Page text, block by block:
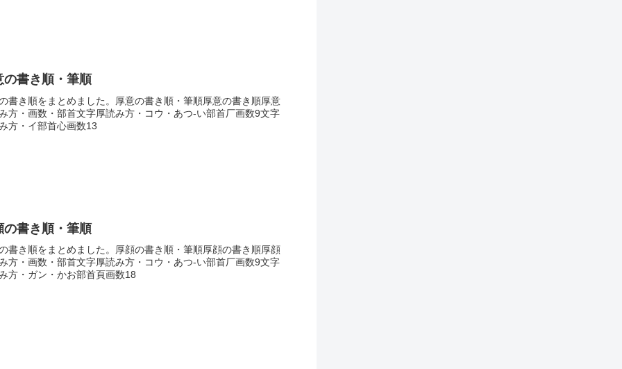
の書き順・筆順
書き順をまとめました。厚意の書き順・筆順厚意の書き順厚意
方・画数・部首文字厚読み方・コウ・あつ-い部首厂画数9文字
方・イ部首心画数13
の書き順・筆順
書き順をまとめました。厚顔の書き順・筆順厚顔の書き順厚顔
方・画数・部首文字厚読み方・コウ・あつ-い部首厂画数9文字
方・ガン・かお部首頁画数18